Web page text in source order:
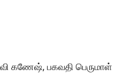
கணேஷ், பகவதி பெருமாள்